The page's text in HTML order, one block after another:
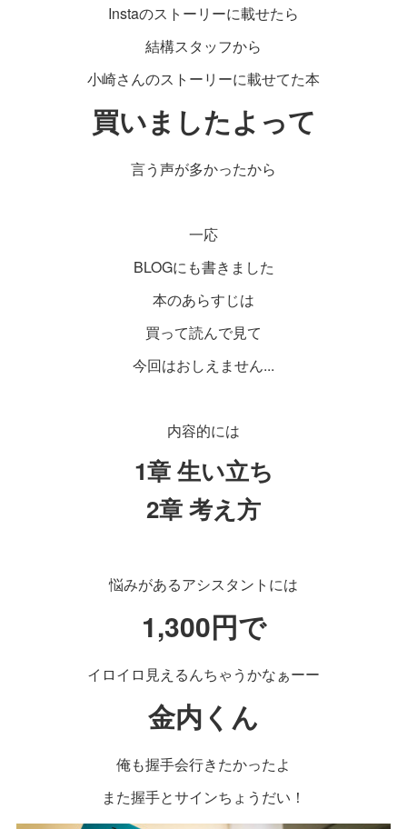
Instaのストーリーに載せたら
結構スタッフから
小崎さんのストーリーに載せてた本
買いましたよって
言う声が多かったから
一応
BLOGにも書きました
本のあらすじは
買って読んで見て
今回はおしえません...
内容的には
1章 生い立ち
2章 考え方
悩みがあるアシスタントには
1,300円で
イロイロ見えるんちゃうかなぁーー
金内くん
俺も握手会行きたかったよ
また握手とサインちょうだい！